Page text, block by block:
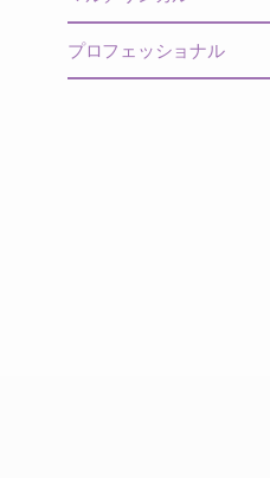
プロフェッショナル